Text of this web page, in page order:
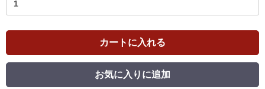
カートに入れる
お気に入りに追加